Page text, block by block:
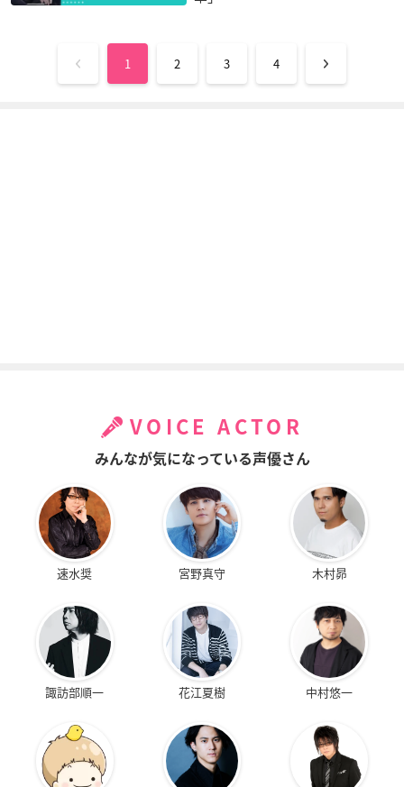
1 2 3 4
VOICE ACTOR
みんなが気になっている声優さん
速水奨 宮野真守 木村昴
諏訪部順一 花江夏樹 中村悠一